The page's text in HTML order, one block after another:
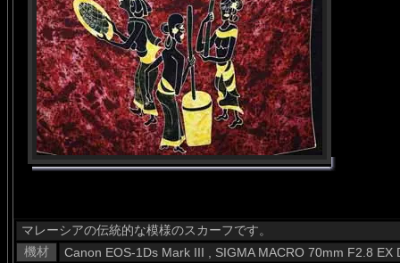
マレーシアの伝統的な模様のスカーフです。
機材
Canon EOS-1Ds Mark III , SIGMA MACRO 70mm F2.8 EX